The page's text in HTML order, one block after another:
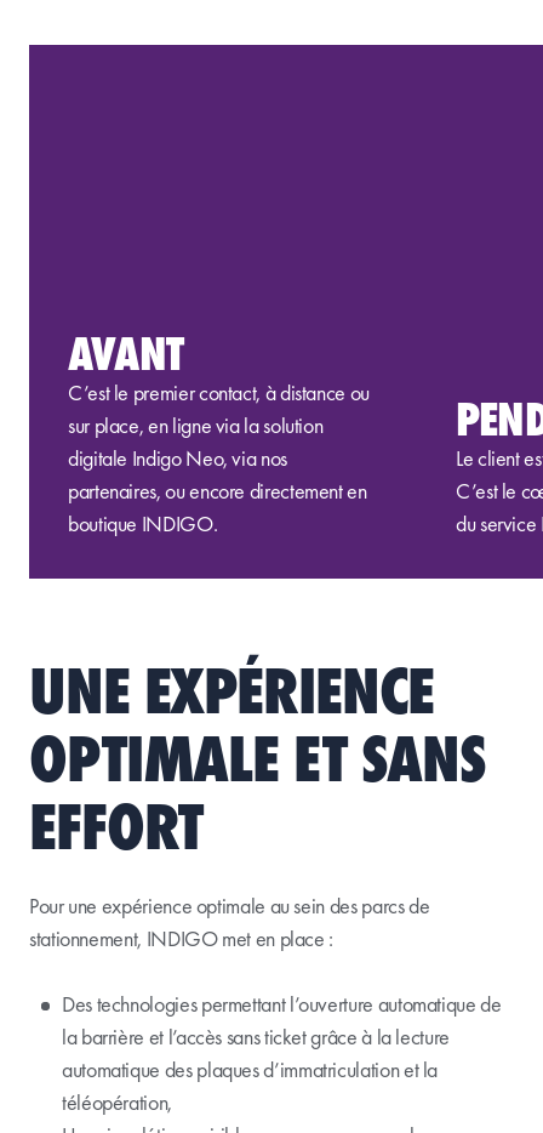
AVANT
C’est le premier contact, à distance ou
sur place,en ligneviala solution
digitale IndigoNeo, via nos
partenaires,ou encore directementen
boutique INDIGO.
Le client
C’est le
du
UNE EXPÉRIENCE
OPTIMALE ET SANS
EFFORT
Pour une expérience optimale au sein des parcs de
stationnement, INDIGO met en place :
Des technologies permettant l’ouverture automatique de
la barrière et l’accès sans ticket grâce à la lecture
automatique des plaques d’immatriculation et la
téléopération,